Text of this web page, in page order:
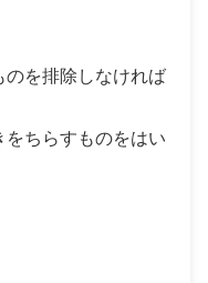
のを排除しなければ
をちらすものをはい